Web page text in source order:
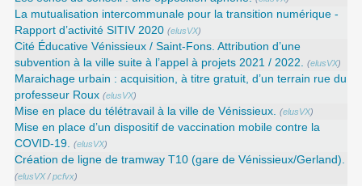
La mutualisation intercommunale pour la transition numérique -
Rapport d’activité SITIV 2020 (elusVX)
Cité Éducative Vénissieux / Saint-Fons. Attribution d’une
subvention à la ville suite à l’appel à projets 2021 / 2022. (elusVX)
Maraichage urbain : acquisition, à titre gratuit, d’un terrain rue du
professeur Roux (elusVX)
Mise en place du télétravail à la ville de Vénissieux. (elusVX)
Mise en place d’un dispositif de vaccination mobile contre la
COVID-19. (elusVX)
Création de ligne de tramway T10 (gare de Vénissieux/Gerland).
(elusVX/pcfvx)